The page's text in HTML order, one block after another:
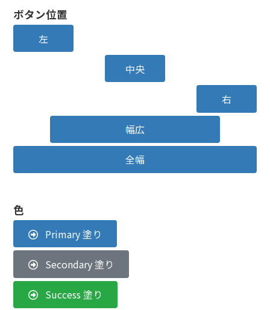
ボタン位置
左
中央
右
幅広
全幅
色
Primary 塗り
Secondary 塗り
Success 塗り